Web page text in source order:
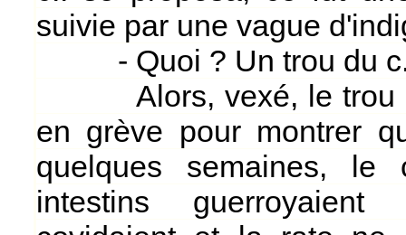
suivie par une vague
- Quoi ? Un trou du
Alors, vexé, le trou
en grève pour montrer
quelques semaines,
intestins guerroyaient